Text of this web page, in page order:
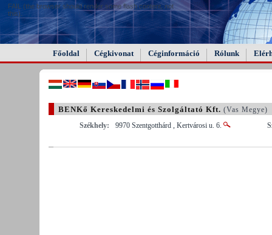
FAIL (the browser should render some flash content, not
this).
Főoldal Cégkivonat Céginformáció Rólunk
BENKő Kereskedelmi és Szolgáltató Kft. (Vas Megye)
Székhely:
9970 Szentgotthárd , Kertvárosi u. 6.